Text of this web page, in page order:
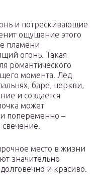
и потрескивающие
ощущение этого
пламени
огонь. Такая
романтического
момента. Лед
баре, церкви,
и создается
может
попеременно –
место в жизни
значительно
и красиво.